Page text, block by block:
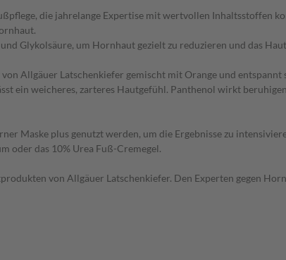
die jahrelange Expertise mit wertvollen Inhaltsstoffen
Glykolsäure, um Hornhaut gezielt zu reduzieren und das
Allgäuer Latschenkiefer gemischt mit Orange und entspannt
ein weicheres, zarteres Hautgefühl. Panthenol wirkt
Maske plus genutzt werden, um die Ergebnisse zu
oder das 10% Urea Fuß-Cremegel.
von Allgäuer Latschenkiefer. Den Experten gegen